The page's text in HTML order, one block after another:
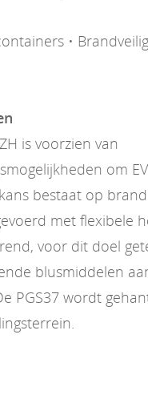
•
is voorzien van
om
bestaat op
met flexibele
voor dit doel
blusmiddelen
PGS37 wordt